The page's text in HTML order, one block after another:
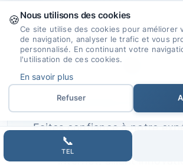
🎯
Expertise et Savoir-
Faites confiance à notre
compétences pour concevoir
internet, alliant
📞
TEL
🍪Nous utilisons des cookies
Ce site utilise des cookies pour améliorer
de navigation, analyser le trafic et vous
personnalisé. En continuant votre
l'utilisation de ces cookies.
En savoir plus
Refuser